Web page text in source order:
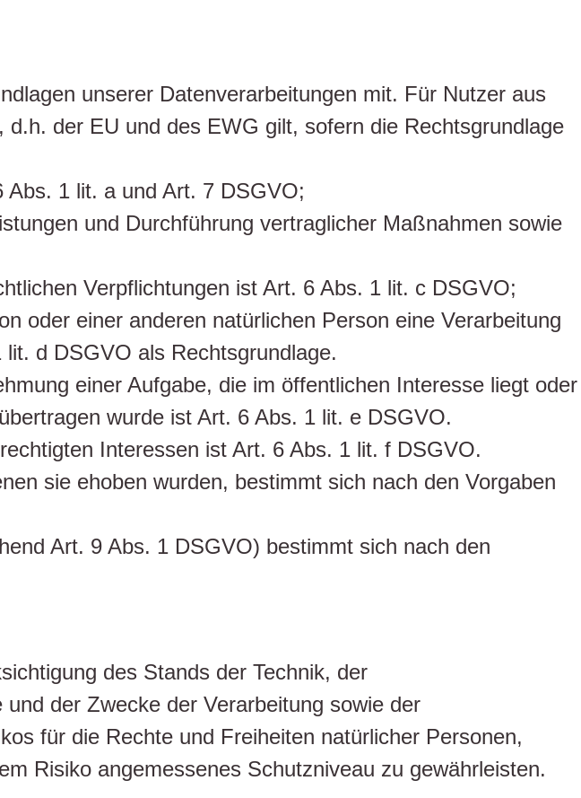
unserer Datenverarbeitungen mit. Für Nutzer aus
der EU und des EWG gilt, sofern die Rechtsgrundlage
Abs. 1 lit. a und Art. 7 DSGVO;
und Durchführung vertraglicher Maßnahmen sowie
Verpflichtungen ist Art. 6 Abs. 1 lit. c DSGVO;
oder einer anderen natürlichen Person eine Verarbeitung
d DSGVO als Rechtsgrundlage.
einer Aufgabe, die im öffentlichen Interesse liegt oder
wurde ist Art. 6 Abs. 1 lit. e DSGVO.
Interessen ist Art. 6 Abs. 1 lit. f DSGVO.
sie ehoben wurden, bestimmt sich nach den Vorgaben
Art. 9 Abs. 1 DSGVO) bestimmt sich nach den
des Stands der Technik, der
der Zwecke der Verarbeitung sowie der
für die Rechte und Freiheiten natürlicher Personen,
Risiko angemessenes Schutzniveau zu gewährleisten.